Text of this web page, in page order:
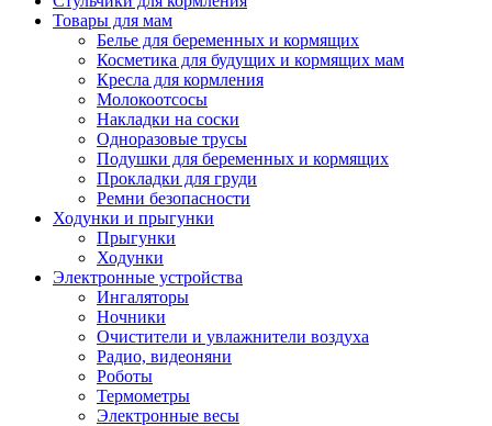
Товары для мам
Белье для беременных и кормящих
Косметика для будущих и кормящих мам
Кресла для кормления
Молокоотсосы
Накладки на соски
Одноразовые трусы
Подушки для беременных и кормящих
Прокладки для груди
Ремни безопасности
Ходунки и прыгунки
Прыгунки
Ходунки
Электронные устройства
Ингаляторы
Ночники
Очистители и увлажнители воздуха
Радио, видеоняни
Роботы
Термометры
Электронные весы